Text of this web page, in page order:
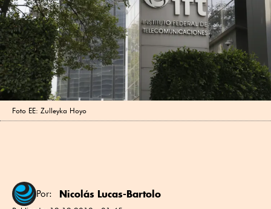
Foto EE: Zulleyka Hoyo
Por: Nicolás Lucas-Bartolo